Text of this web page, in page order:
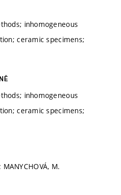
inhomogeneous
ceramic specimens;
inhomogeneous
ceramic specimens;
MANYCHOVÁ, M.